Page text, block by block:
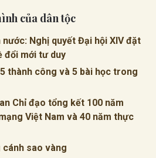
của dân tộc
Nghị quyết Đại hội XIV đặt
đổi mới tư duy
thành công và 5 bài học trong
Chỉ đạo tổng kết 100 năm
Việt Nam và 40 năm thực
cánh sao vàng